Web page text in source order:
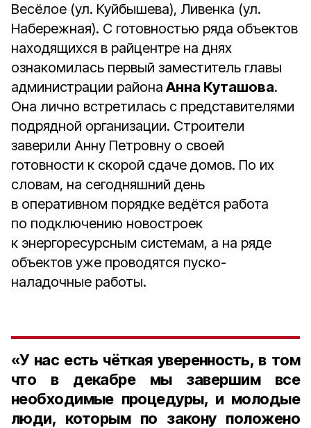
Весёлое (ул. Куйбышева), Ливенка (ул.
Набережная). С готовностью ряда объектов
находящихся в райцентре на днях
ознакомилась первый заместитель главы
администрации района Анна Куташова.
Она лично встретилась с представителями
подрядной организации. Строители
заверили Анну Петровну о своей
готовности к скорой сдаче домов. По их
словам, на сегодняшний день
в оперативном порядке ведётся работа
по подключению новостроек
к энергоресурсным системам, а на ряде
объектов уже проводятся пуско-
наладочные работы.
«У нас есть чёткая уверенность, в том
что в декабре мы завершим все
необходимые процедуры, и молодые
люди, которым по закону положено